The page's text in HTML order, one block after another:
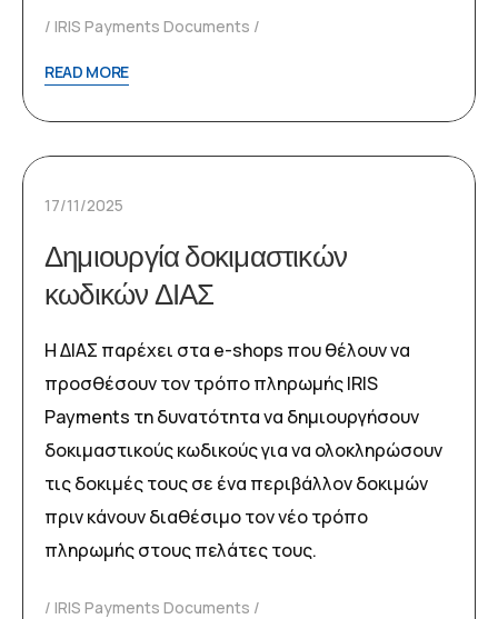
IRIS Payments Documents
READ MORE
17/11/2025
Δημιουργία δοκιμαστικών
κωδικών ΔΙΑΣ
Η ΔΙΑΣ παρέχει στα e-shops που θέλουν να
προσθέσουν τον τρόπο πληρωμής IRIS
Payments τη δυνατότητα να δημιουργήσουν
δοκιμαστικούς κωδικούς για να ολοκληρώσουν
τις δοκιμές τους σε ένα περιβάλλον δοκιμών
πριν κάνουν διαθέσιμο τον νέο τρόπο
πληρωμής στους πελάτες τους.
IRIS Payments Documents